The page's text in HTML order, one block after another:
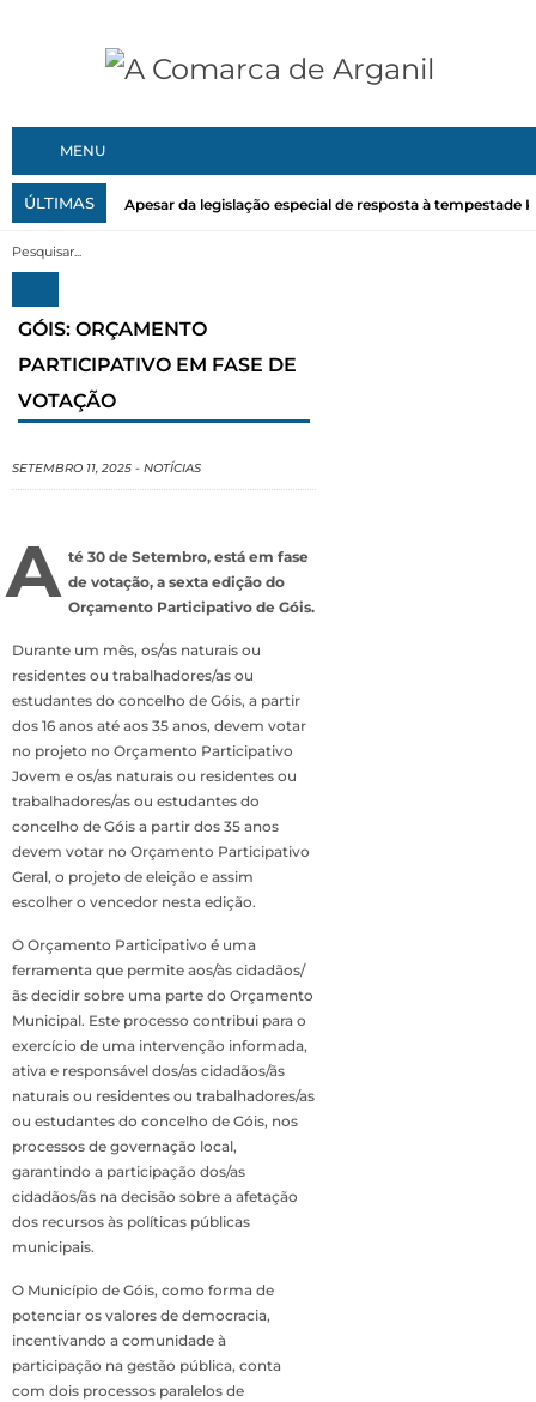
MENU
ÚLTIMAS Apesar da legislação especial de resposta à tempestade
GÓIS: ORÇAMENTO
PARTICIPATIVO EM FASE DE
VOTAÇÃO
SETEMBRO 11, 2025 - NOTÍCIAS
A té 30 de Setembro, está em fase
de votação, a sexta edição do
Orçamento Participativo de Góis.
Durante um mês, os/as naturais ou
residentes ou trabalhadores/as ou
estudantes do concelho de Góis, a partir
dos 16 anos até aos 35 anos, devem votar
no projeto no Orçamento Participativo
Jovem e os/as naturais ou residentes ou
trabalhadores/as ou estudantes do
concelho de Góis a partir dos 35 anos
devem votar no Orçamento Participativo
Geral, o projeto de eleição e assim
escolher o vencedor nesta edição.
O Orçamento Participativo é uma
ferramenta que permite aos/às cidadãos/
ãs decidir sobre uma parte do Orçamento
Municipal. Este processo contribui para o
exercício de uma intervenção informada,
ativa e responsável dos/as cidadãos/ãs
naturais ou residentes ou trabalhadores/as
ou estudantes do concelho de Góis, nos
processos de governação local,
garantindo a participação dos/as
cidadãos/ãs na decisão sobre a afetação
dos recursos às políticas públicas
municipais.
O Município de Góis, como forma de
potenciar os valores de democracia,
incentivando a comunidade à
participação na gestão pública, conta
com dois processos paralelos de